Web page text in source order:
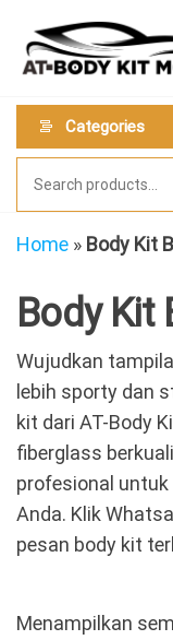
the
content
Categories
Home » Body Kit
Body Kit
Wujudkan
lebih sporty dan
kit dari AT-Body
fiberglass
profesional
Anda. Klik
pesan body kit
Menampilkan